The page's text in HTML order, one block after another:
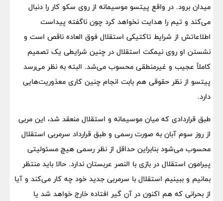
میدان برود. در واقع پیتسو موسیمانه از روی سکو کار را دنبال
می‌کند و تیم را هدایت نخواهد کرد چون ناگفته پیداست
اطلاعاتش از شرایط تاکتیکی استقلال فوق العاده ناقص است و
نشستن او روی نیمکت استقلال در چنین شرایطی یک تصمیم
کاملاً عجیب و غیرمنطقی محسوب می‌شد. البته به نظر می‌رسد
پیتسو از نظر حقوقی هم بابت انجام چنین کاری معذوریت‌هایی
دارد.
طبق قراردادی که میان موسیمانه و استقلال منعقد شد، این مربی
از روز سوم آبان به صورت رسمی و طبق قرارداد سرمربی استقلال
محسوب می‌شود بنابراین حداقل از نظر رسمی هیچ مسئولیتی
پیرامون استقلال در بازی با النصر عربستان ندارد. حالا باید منتظر
بمانیم و ببینیم استقلال با سرمربی جدید خود چه کار می‌کند و آیا
از بحرانی که هم اکنون در آن گیر افتاده خارج خواهد شد یا